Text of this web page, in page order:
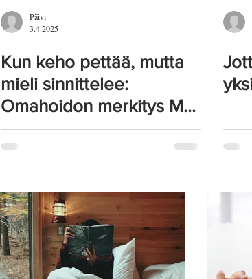
Päivi
3.4.2025
Kun keho pettää, mutta
mieli sinnittelee:
Omahoidon merkitys MS-
taudissa